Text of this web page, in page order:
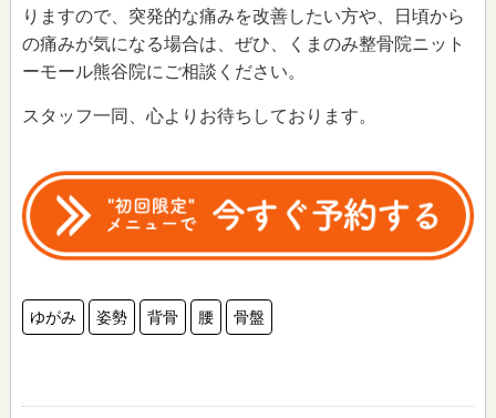
りますので、突発的な痛みを改善したい方や、日頃から
の痛みが気になる場合は、ぜひ、くまのみ整骨院ニット
ーモール熊谷院にご相談ください。
スタッフ一同、心よりお待ちしております。
ゆがみ 姿勢 背骨 腰 骨盤